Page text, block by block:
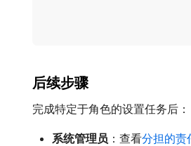
后续步骤
完成特定于角色的设置任务后：
系统管理员 ：查看分担的责